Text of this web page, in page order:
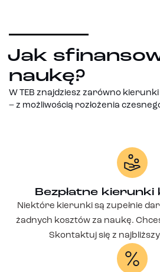
Jak
naukę?
W TEB znajdziesz zarówno kierunki
– z możliwością rozłożenia
Bezpłatne kierunki
Niektóre kierunki są zupełnie
żadnych kosztów za naukę.
Skontaktuj się z